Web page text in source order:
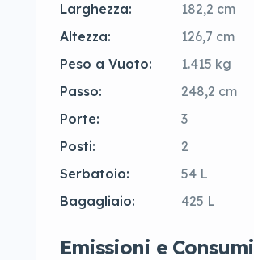
Larghezza:
182,2 cm
Altezza:
126,7 cm
Peso a Vuoto:
1.415 kg
Passo:
248,2 cm
Porte:
3
Posti:
2
Serbatoio:
54 L
Bagagliaio:
425 L
Emissioni e Consumi